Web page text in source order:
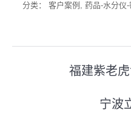
分类： 客户案例 , 药品-水分仪-
福建紫老
宁波